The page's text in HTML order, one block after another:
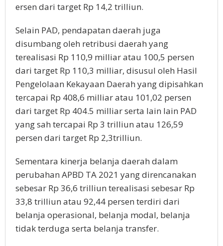
ersen dari target Rp 14,2 trilliun.
Selain PAD, pendapatan daerah juga
disumbang oleh retribusi daerah yang
terealisasi Rp 110,9 milliar atau 100,5 persen
dari target Rp 110,3 milliar, disusul oleh Hasil
Pengelolaan Kekayaan Daerah yang dipisahkan
tercapai Rp 408,6 milliar atau 101,02 persen
dari target Rp 404.5 milliar serta lain lain PAD
yang sah tercapai Rp 3 trilliun atau 126,59
persen dari target Rp 2,3trilliun.
Sementara kinerja belanja daerah dalam
perubahan APBD TA 2021 yang direncanakan
sebesar Rp 36,6 trilliun terealisasi sebesar Rp
33,8 trilliun atau 92,44 persen terdiri dari
belanja operasional, belanja modal, belanja
tidak terduga serta belanja transfer.